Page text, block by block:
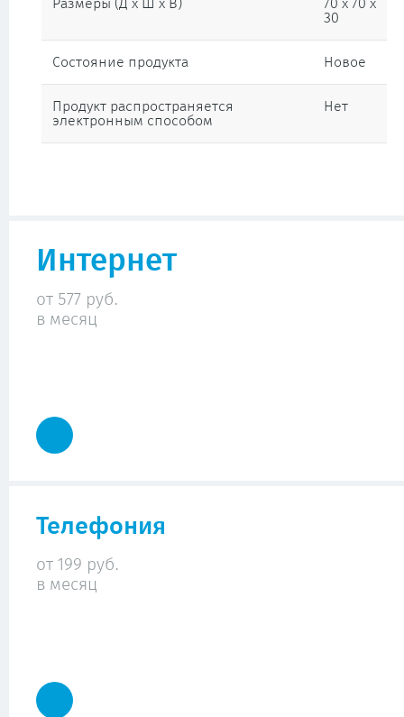
Размеры (Д х Ш х В)
70 x 70 x
30
Состояние продукта Новое
Продукт распространяется
электронным способом
Нет
Интернет
от 577 руб.
в месяц
Телефония
от 199 руб.
в месяц